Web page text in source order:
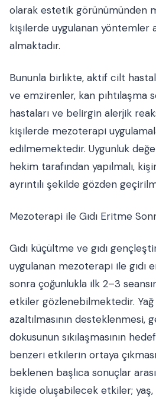
olarak estetik görünümünden
kişilerde uygulanan yöntemler
almaktadır.
Bununla birlikte, aktif cilt
ve emzirenler, kan pıhtılaşma
hastaları ve belirgin alerjik
kişilerde mezoterapi
edilmemektedir. Uygunluk
hekim tarafından yapılmalı,
ayrıntılı şekilde gözden
Mezoterapi ile Gıdı Eritme
Gıdı küçültme ve gıdı
uygulanan mezoterapi ile gıdı
sonra çoğunlukla ilk 2–3
etkiler gözlenebilmektedir. Yağ
azaltılmasının desteklenmesi,
dokusunun sıkılaşmasının
benzeri etkilerin ortaya
beklenen başlıca sonuçlar
kişide oluşabilecek etkiler; yaş,